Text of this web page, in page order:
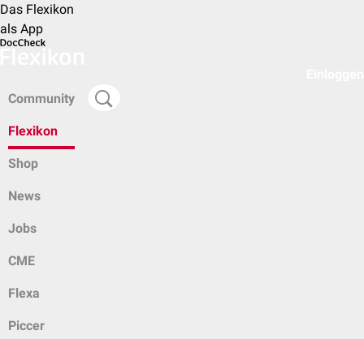
Das Flexikon
als App
Community
Flexikon
Shop
News
Jobs
CME
Flexa
Piccer